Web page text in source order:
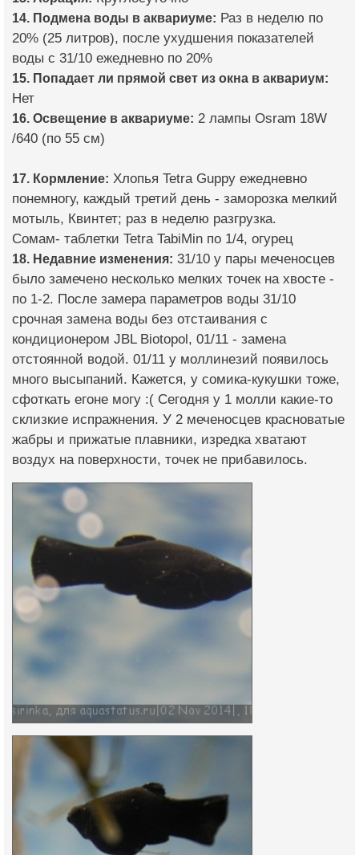
14. Подмена воды в аквариуме: Раз в неделю по
20% (25 литров), после ухудшения показателей
воды с 31/10 ежедневно по 20%
15. Попадает ли прямой свет из окна в аквариум:
Нет
16. Освещение в аквариуме: 2 лампы Osram 18W
/640 (по 55 см)
17. Кормление: Хлопья Tetra Guppy ежедневно
понемногу, каждый третий день - заморозка мелкий
мотыль, Квинтет; раз в неделю разгрузка.
Сомам- таблетки Tetra TabiMin по 1/4, огурец
18. Недавние изменения: 31/10 у пары меченосцев
было замечено несколько мелких точек на хвосте -
по 1-2. После замера параметров воды 31/10
срочная замена воды без отстаивания с
кондиционером JBL Biotopol, 01/11 - замена
отстоянной водой. 01/11 у моллинезий появилось
много высыпаний. Кажется, у сомика-кукушки тоже,
сфоткать егоне могу :( Сегодня у 1 молли какие-то
склизкие испражнения. У 2 меченосцев красноватые
жабры и прижатые плавники, изредка хватают
воздух на поверхности, точек не прибавилось.